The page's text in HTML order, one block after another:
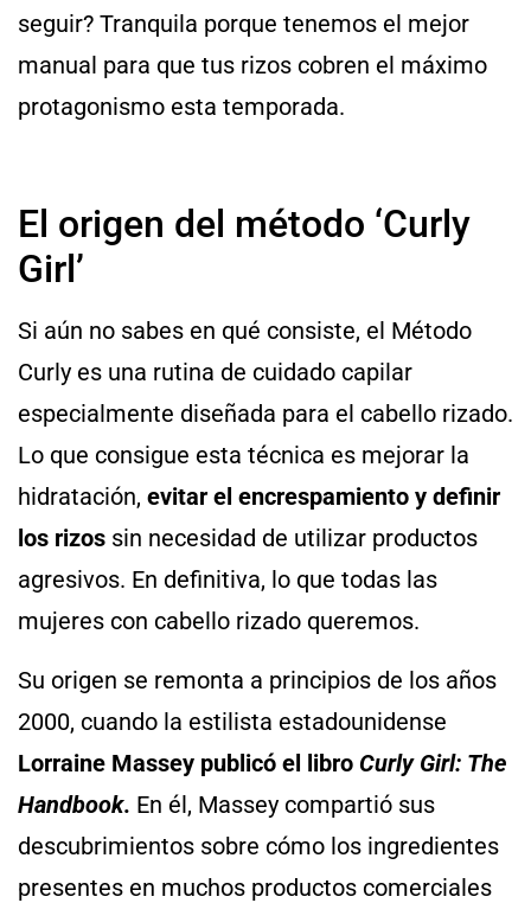
seguir? Tranquila porque tenemos el mejor
manual para que tus rizos cobren el máximo
protagonismo esta temporada.
El origen del método ‘Curly
Girl’
Si aún no sabes en qué consiste, el Método
Curly es una rutina de cuidado capilar
especialmente diseñada para el cabello rizado.
Lo que consigue esta técnica es mejorar la
hidratación, evitar el encrespamiento y definir
los rizos sin necesidad de utilizar productos
agresivos. En definitiva, lo que todas las
mujeres con cabello rizado queremos.
Su origen se remonta a principios de los años
2000, cuando la estilista estadounidense
Lorraine Massey publicó el libro Curly Girl: The
Handbook. En él, Massey compartió sus
descubrimientos sobre cómo los ingredientes
presentes en muchos productos comerciales